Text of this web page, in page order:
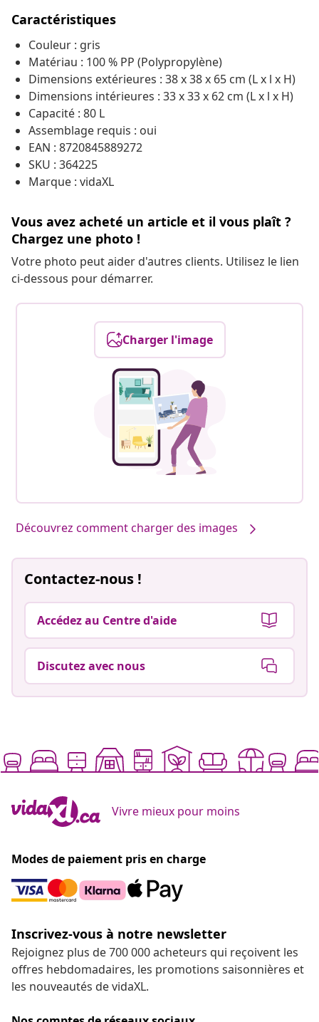
Caractéristiques
Couleur : gris
Matériau : 100 % PP (Polypropylène)
Dimensions extérieures : 38 x 38 x 65 cm (L x l x H)
Dimensions intérieures : 33 x 33 x 62 cm (L x l x H)
Capacité : 80 L
Assemblage requis : oui
EAN : 8720845889272
SKU : 364225
Marque : vidaXL
Vous avez acheté un article et il vous plaît ?
Chargez une photo !
Votre photo peut aider d'autres clients. Utilisez le lien
ci-dessous pour démarrer.
Charger l'image
Découvrez comment charger des images
Contactez-nous !
Accédez au Centre d'aide
Discutez avec nous
Vivre mieux pour moins
Modes de paiement pris en charge
Inscrivez-vous à notre newsletter
Rejoignez plus de 700 000 acheteurs qui reçoivent les
offres hebdomadaires, les promotions saisonnières et
les nouveautés de vidaXL.